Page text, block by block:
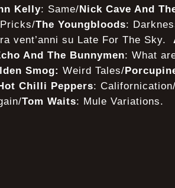
Kelly: Same/Nick Cave And
The Youngbloods:
vent’anni su Late For The Sky.
And The Bunnymen: What
Smog: Weird Tales/
Chilli Peppers:
Tom Waits: Mule Variations.